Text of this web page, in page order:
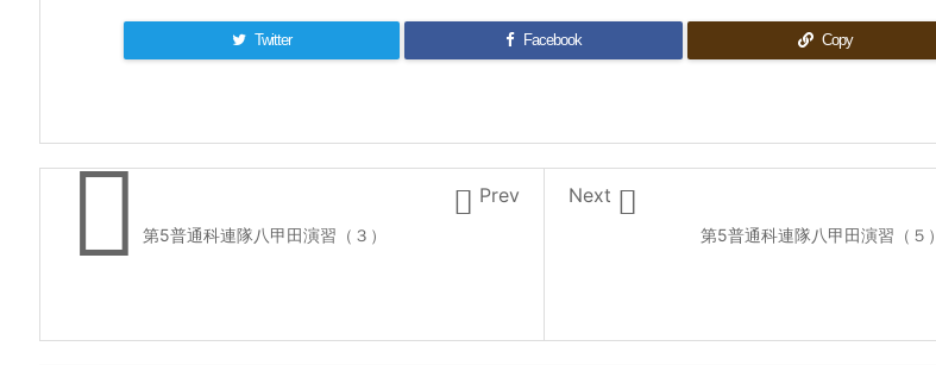
Twitter Facebook Copy
第5普通科連隊八甲田演習（５）

Next
第5普通科連隊八甲田演習（３）
 Prev